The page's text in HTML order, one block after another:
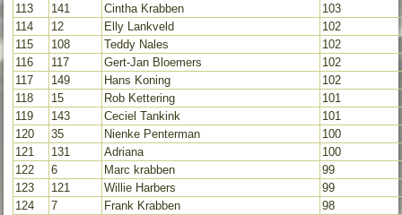
113
141 Cintha Krabben
103
114
12 Elly Lankveld
102
115
108 Teddy Nales
102
116
117 Gert-Jan Bloemers
102
117
149 Hans Koning
102
118
15 Rob Kettering
101
119
143 Ceciel Tankink
101
120
35 Nienke Penterman
100
121
131 Adriana
100
122
6 Marc krabben
99
123
121 Willie Harbers
99
124
7 Frank Krabben
98